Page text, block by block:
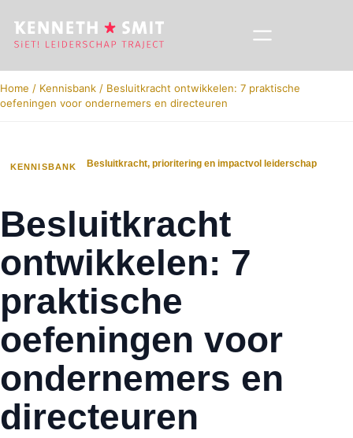
Home / Kennisbank / Besluitkracht ontwikkelen: 7 praktische
oefeningen voor ondernemers en directeuren
KENNISBANK Besluitkracht, prioritering en impactvol leiderschap
Besluitkracht
ontwikkelen: 7
praktische
oefeningen voor
ondernemers en
directeuren